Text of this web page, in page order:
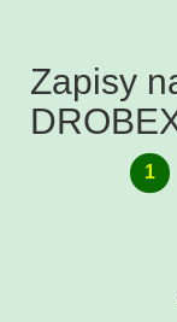
Zapisy
1